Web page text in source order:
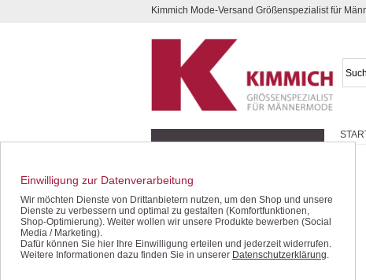
Kompletten Head der Seite überspringenKimmich Mode-Versand Größenspezialist für
Schnäppchen / SALE
Halbarm-Hemden
Langarm-Hemden
Hosen / Jeans
Einwilligung zur Datenverarbeitung
Wir möchten Dienste von Drittanbietern nutzen, um den Shop und unsere
Dienste zu verbessern und optimal zu gestalten (Komfortfunktionen,
Shop-Optimierung). Weiter wollen wir unsere Produkte bewerben (Social
Media / Marketing).
Dafür können Sie hier Ihre Einwilligung erteilen und jederzeit widerrufen.
Weitere Informationen dazu finden Sie in unserer Datenschutzerklärung.